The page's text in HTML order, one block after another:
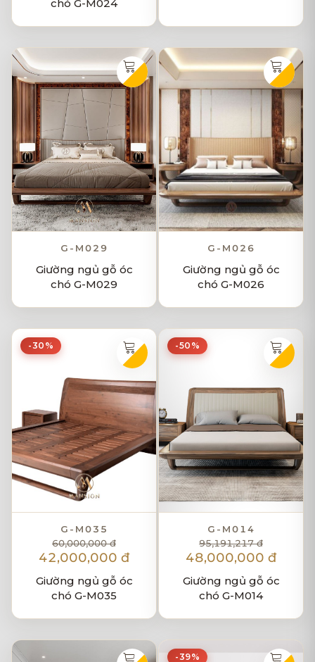
chó G-M024
G-M029
Giường ngủ gỗ óc
chó G-M029
G-M026
Giường ngủ gỗ óc
chó G-M026
-30%
G-M035
60,000,000 đ
42,000,000 đ
Giường ngủ gỗ óc
chó G-M035
-50%
G-M014
95,191,217 đ
48,000,000 đ
Giường ngủ gỗ óc
chó G-M014
-39%